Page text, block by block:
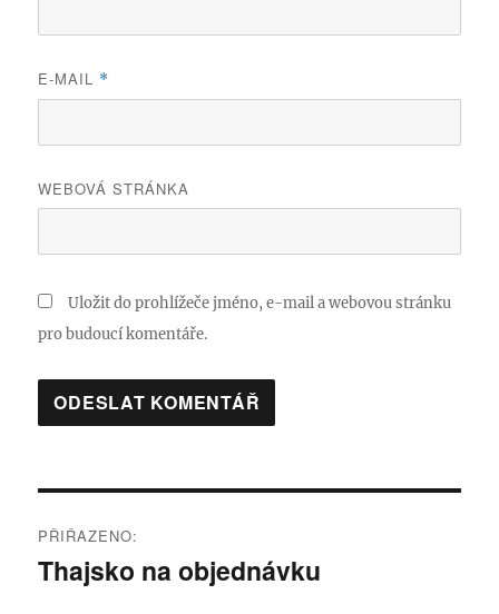
E-MAIL *
WEBOVÁ STRÁNKA
Uložit do prohlížeče jméno, e-mail a webovou stránku
pro budoucí komentáře.
pro
PŘIŘAZENO:
Thajsko na objednávku